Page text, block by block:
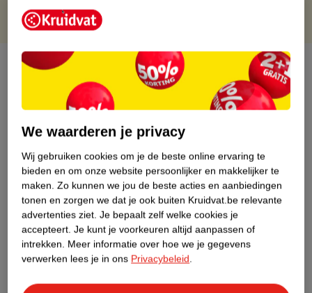
Over dit product
Productinformatie
Etiketinformatie
Nature Impact Score
Rood (-) = hoge impact op het milieu.
Groen (+) = lage impact op het milieu.
Gebaseerd op wereldwijde
gemiddelden.
Nature Impact Score: 28%
We waarderen je privacy
Wij gebruiken cookies om je de beste online ervaring te
bieden en om onze website persoonlijker en makkelijker te
maken. Zo kunnen we jou de beste acties en aanbiedingen
tonen en zorgen we dat je ook buiten Kruidvat.be relevante
advertenties ziet. Je bepaalt zelf welke cookies je
accepteert. Je kunt je voorkeuren altijd aanpassen of
intrekken. Meer informatie over hoe we je gegevens
verwerken lees je in ons Privacybeleid.